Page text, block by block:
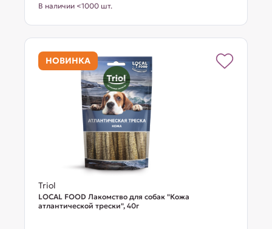
В наличии <1000 шт.
НОВИНКА
Triol
LOCAL FOOD Лакомство для собак "Кожа
атлантической трески", 40г